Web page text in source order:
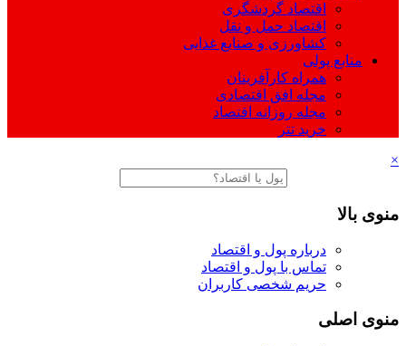
اقتصاد گردشگری
اقتصاد حمل و نقل
کشاورزی و صنایع غذایی
منابع پولی
همراه کارآفرینان
مجله افق اقتصادی
مجله روزانه اقتصاد
خرید تتر
×
منوی بالا
درباره پول و اقتصاد
تماس با پول و اقتصاد
حریم شخصی کاربران
منوی اصلی